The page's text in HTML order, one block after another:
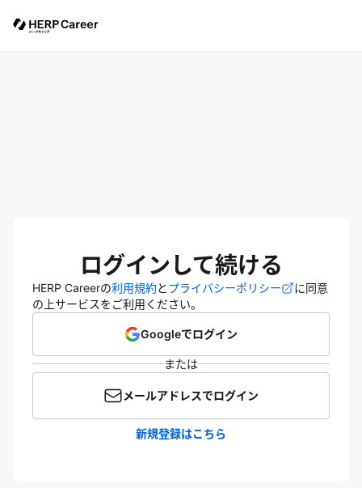
ログインして続ける
HERP Careerの利用規約とプライバシーポリシー
に同意
の上サービスをご利用ください。
Googleでログイン
または
メールアドレスでログイン
新規登録はこちら